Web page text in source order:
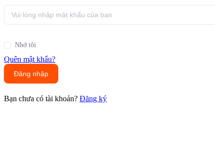
Nhớ tôi
Quên mật khẩu?
Đăng nhập
Bạn chưa có tài khoản? Đăng ký